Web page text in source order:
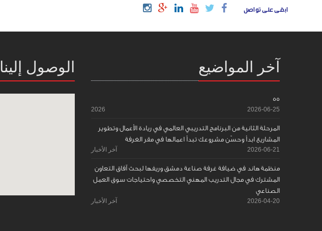
ابقى على تواصل
آخر المواضيع
55
2026-06-25
2026
المرحلة الثانية من البرنامج التدريبي العالمي في ريادة الأعمال وتطوير
المشاريع ابدأ وحسّن مشروعك تبدأ اعمالها في مقر الغرفة
2026-06-21 آخر الأخبار
منظمة هاند في ضيافة غرفة صناعة دمشق وريفها لبحث آفاق التعاون
المشترك في مجال التدريب المهني التخصصي واحتياجات سوق العمل
الصناعي
2026-04-20 آخر الأخبار
الوصول إلينا